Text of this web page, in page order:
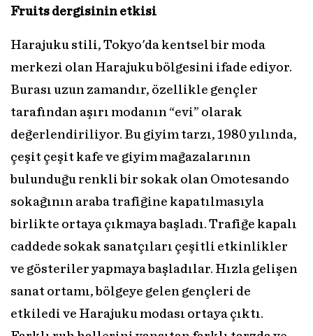
Fruits dergisinin etkisi
Harajuku stili, Tokyo'da kentsel bir moda
merkezi olan Harajuku bölgesini ifade ediyor.
Burası uzun zamandır, özellikle gençler
tarafından aşırı modanın “evi” olarak
değerlendiriliyor. Bu giyim tarzı, 1980 yılında,
çeşit çeşit kafe ve giyim mağazalarının
bulunduğu renkli bir sokak olan Omotesando
sokağının araba trafiğine kapatılmasıyla
birlikte ortaya çıkmaya başladı. Trafiğe kapalı
caddede sokak sanatçıları çeşitli etkinlikler
ve gösteriler yapmaya başladılar. Hızla gelişen
sanat ortamı, bölgeye gelen gençleri de
etkiledi ve Harajuku modası ortaya çıktı.